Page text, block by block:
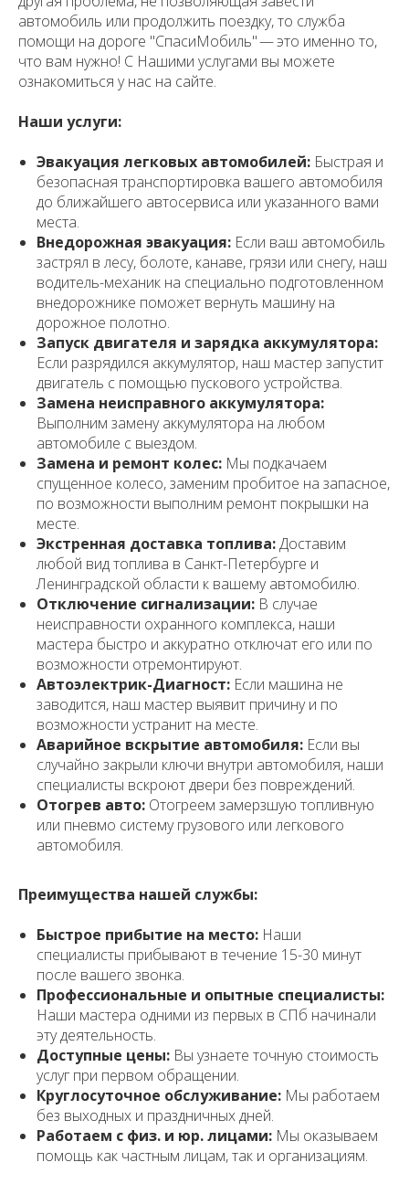
автомобиль или продолжить поездку, то служба
помощи на дороге "СпасиМобиль" — это именно то,
что вам нужно! С Нашими услугами вы можете
ознакомиться у нас на сайте.
Наши услуги:
Эвакуация легковых автомобилей: Быстрая и
безопасная транспортировка вашего автомобиля
до ближайшего автосервиса или указанного вами
места.
Внедорожная эвакуация: Если ваш автомобиль
застрял в лесу, болоте, канаве, грязи или снегу, наш
водитель-механик на специально подготовленном
внедорожнике поможет вернуть машину на
дорожное полотно.
Запуск двигателя и зарядка аккумулятора:
Если разрядился аккумулятор, наш мастер запустит
двигатель с помощью пускового устройства.
Замена неисправного аккумулятора:
Выполним замену аккумулятора на любом
автомобиле с выездом.
Замена и ремонт колес: Мы подкачаем
спущенное колесо, заменим пробитое на запасное,
по возможности выполним ремонт покрышки на
месте.
Экстренная доставка топлива:Доставим
любой вид топлива в Санкт-Петербурге и
Ленинградской области к вашему автомобилю.
Отключение сигнализации: В случае
неисправности охранного комплекса, наши
мастера быстро и аккуратно отключат его или по
возможности отремонтируют.
Автоэлектрик-Диагност: Если машина не
заводится, наш мастер выявит причину и по
возможности устранит на месте.
Аварийное вскрытие автомобиля: Если вы
случайно закрыли ключи внутри автомобиля, наши
специалисты вскроют двери без повреждений.
Отогрев авто: Отогреем замерзшую топливную
или пневмо систему грузового или легкового
автомобиля.
Преимущества нашей службы:
Быстрое прибытие на место: Наши
специалисты прибывают в течение 15-30 минут
после вашего звонка.
Профессиональные и опытные специалисты:
Наши мастера одними из первых в СПб начинали
эту деятельность.
Доступные цены: Вы узнаете точную стоимость
услуг при первом обращении.
Круглосуточное обслуживание: Мы работаем
без выходных и праздничных дней.
Работаем с физ. и юр. лицами: Мы оказываем
помощь как частным лицам, так и организациям.